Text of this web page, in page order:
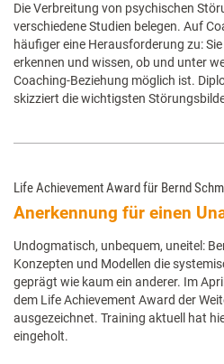
Die Verbreitung von psychischen
verschiedene Studien belegen. Auf
häufiger eine Herausforderung zu:
erkennen und wissen, ob und unter
Coaching-Beziehung möglich ist.
skizziert die wichtigsten
Life Achievement Award für Bernd
Anerkennung für einen
Undogmatisch, unbequem, uneitel:
Konzepten und Modellen die
geprägt wie kaum ein anderer. Im
dem Life Achievement Award der
ausgezeichnet. Training aktuell hat
eingeholt.